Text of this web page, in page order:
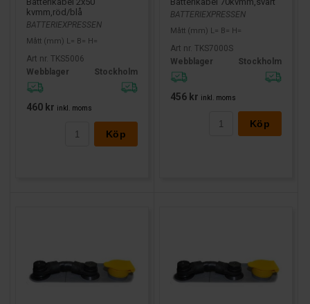
kvmm,röd/blå
BATTERIEXPRESSEN
Mått (mm) L= B= H=
Art nr. TKS5006
Webblager
Stockholm
460 kr inkl. moms
Köp
BATTERIEXPRESSEN
Mått (mm) L= B= H=
Art nr. TKS7000S
Webblager
Stockholm
456 kr inkl. moms
Köp